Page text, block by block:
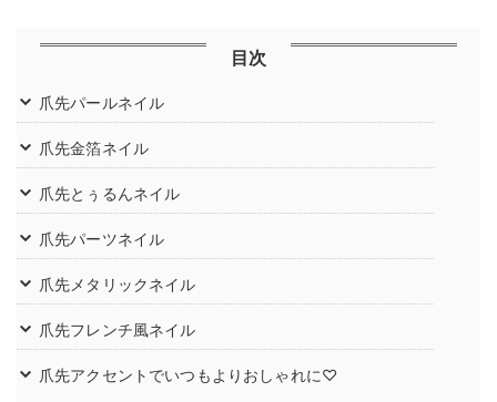
目次
爪先パールネイル
爪先金箔ネイル
爪先とぅるんネイル
爪先パーツネイル
爪先メタリックネイル
爪先フレンチ風ネイル
爪先アクセントでいつもよりおしゃれに♡︎